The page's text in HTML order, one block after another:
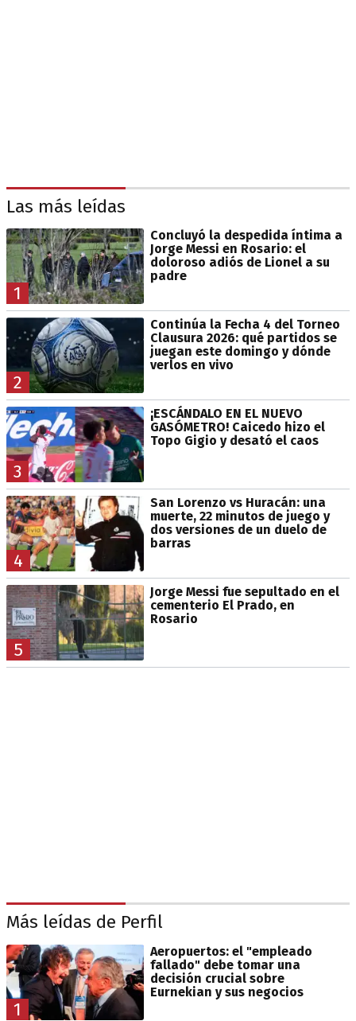
Las más leídas
1
Concluyó la despedida íntima a
Jorge Messi en Rosario: el
doloroso adiós de Lionel a su
padre
2
Continúa la Fecha 4 del Torneo
Clausura 2026: qué partidos se
juegan este domingo y dónde
verlos en vivo
3
¡ESCÁNDALO EN EL NUEVO
GASÓMETRO! Caicedo hizo el
Topo Gigio y desató el caos
4
San Lorenzo vs Huracán: una
muerte, 22 minutos de juego y
dos versiones de un duelo de
barras
5
Jorge Messi fue sepultado en el
cementerio El Prado, en
Rosario
Más leídas de Perfil
1
Aeropuertos: el "empleado
fallado" debe tomar una
decisión crucial sobre
Eurnekian y sus negocios